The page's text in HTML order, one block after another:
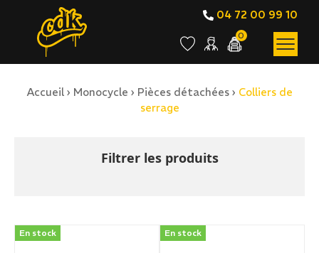
04 72 00 99 10
0
BOUTIQUE EN LIGNE
Accueil› Monocycle › Pièces détachées› Colliers de
serrage
Filtrer les produits
En stock En stock